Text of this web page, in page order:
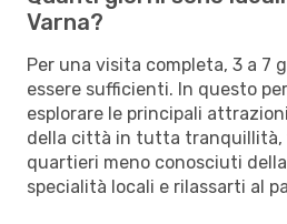
Varna?
Per una visita completa, 3 a 7
essere sufficienti. In questo
esplorare le principali
della città in tutta tranquillità,
quartieri meno conosciuti
specialità locali e rilassarti al